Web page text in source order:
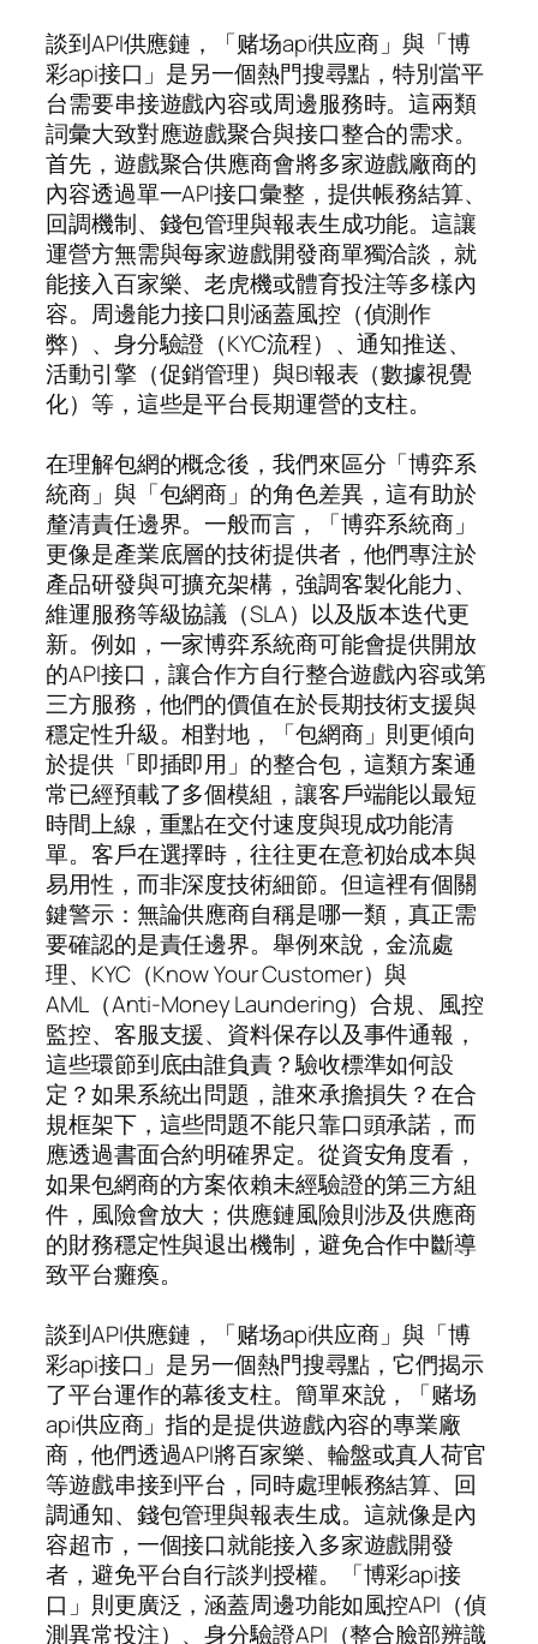
談到API供應鏈，「赌场api供应商」與「博
彩api接口」是另一個熱門搜尋點，特別當平
台需要串接遊戲內容或周邊服務時。這兩類
詞彙大致對應遊戲聚合與接口整合的需求。
首先，遊戲聚合供應商會將多家遊戲廠商的
內容透過單一API接口彙整，提供帳務結算、
回調機制、錢包管理與報表生成功能。這讓
運營方無需與每家遊戲開發商單獨洽談，就
能接入百家樂、老虎機或體育投注等多樣內
容。周邊能力接口則涵蓋風控（偵測作
弊）、身分驗證（KYC流程）、通知推送、
活動引擎（促銷管理）與BI報表（數據視覺
化）等，這些是平台長期運營的支柱。
在理解包網的概念後，我們來區分「博弈系
統商」與「包網商」的角色差異，這有助於
釐清責任邊界。一般而言，「博弈系統商」
更像是產業底層的技術提供者，他們專注於
產品研發與可擴充架構，強調客製化能力、
維運服務等級協議（SLA）以及版本迭代更
新。例如，一家博弈系統商可能會提供開放
的API接口，讓合作方自行整合遊戲內容或第
三方服務，他們的價值在於長期技術支援與
穩定性升級。相對地，「包網商」則更傾向
於提供「即插即用」的整合包，這類方案通
常已經預載了多個模組，讓客戶端能以最短
時間上線，重點在交付速度與現成功能清
單。客戶在選擇時，往往更在意初始成本與
易用性，而非深度技術細節。但這裡有個關
鍵警示：無論供應商自稱是哪一類，真正需
要確認的是責任邊界。舉例來說，金流處
理、KYC（Know Your Customer）與
AML（Anti-Money Laundering）合規、風控
監控、客服支援、資料保存以及事件通報，
這些環節到底由誰負責？驗收標準如何設
定？如果系統出問題，誰來承擔損失？在合
規框架下，這些問題不能只靠口頭承諾，而
應透過書面合約明確界定。從資安角度看，
如果包網商的方案依賴未經驗證的第三方組
件，風險會放大；供應鏈風險則涉及供應商
的財務穩定性與退出機制，避免合作中斷導
致平台癱瘓。
談到API供應鏈，「赌场api供应商」與「博
彩api接口」是另一個熱門搜尋點，它們揭示
了平台運作的幕後支柱。簡單來說，「赌场
api供应商」指的是提供遊戲內容的專業廠
商，他們透過API將百家樂、輪盤或真人荷官
等遊戲串接到平台，同時處理帳務結算、回
調通知、錢包管理與報表生成。這就像是內
容超市，一個接口就能接入多家遊戲開發
者，避免平台自行談判授權。「博彩api接
口」則更廣泛，涵蓋周邊功能如風控API（偵
測異常投注）、身分驗證API（整合臉部辨識